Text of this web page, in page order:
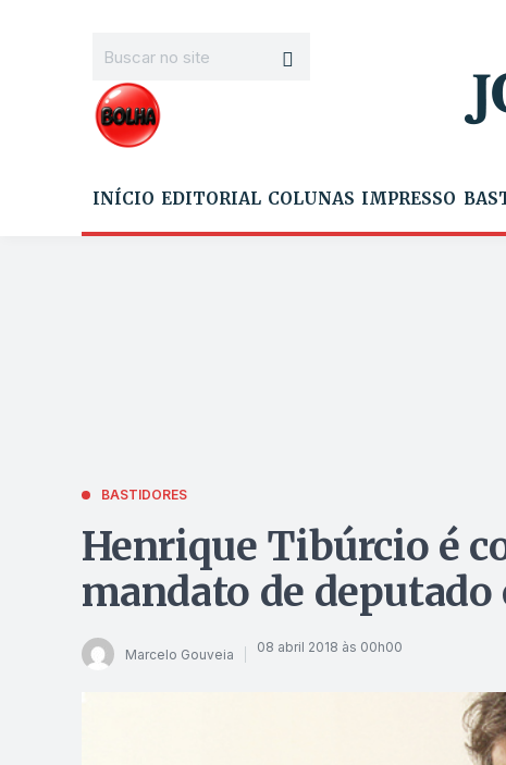
INÍCIO EDITORIAL COLUNAS IMPRESSO
BASTIDORES
Henrique Tibúrcio é
mandato de
Marcelo Gouveia 08 abril 2018 às 00h00